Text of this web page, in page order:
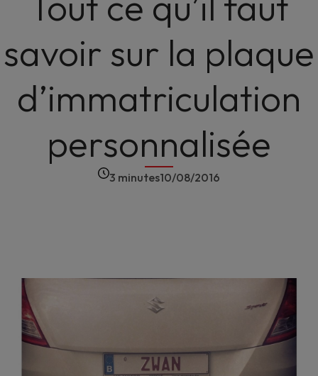
savoir sur la plaque
d’immatriculation
personnalisée
3 minutes10/08/2016